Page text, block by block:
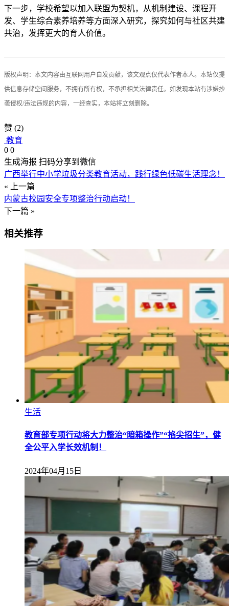
下一步，学校希望以加入联盟为契机，从机制建设、课程开
发、学生综合素养培养等方面深入研究，探究如何与社区共建
共治，发挥更大的育人价值。
版权声明：本文内容由互联网用户自发贡献，该文观点仅代表作者本人。本站仅提
供信息存储空间服务，不拥有所有权，不承担相关法律责任。如发现本站有涉嫌抄
袭侵权/违法违规的内容，一经查实，本站将立刻删除。
赞 (2)
教育
0 0
生成海报 扫码分享到微信
广西举行中小学垃圾分类教育活动，践行绿色低碳生活理念！
« 上一篇
内蒙古校园安全专项整治行动启动！
下一篇 »
相关推荐
生活
教育部专项行动将大力整治“暗箱操作”“掐尖招生”，健
全公平入学长效机制！
2024年04月15日